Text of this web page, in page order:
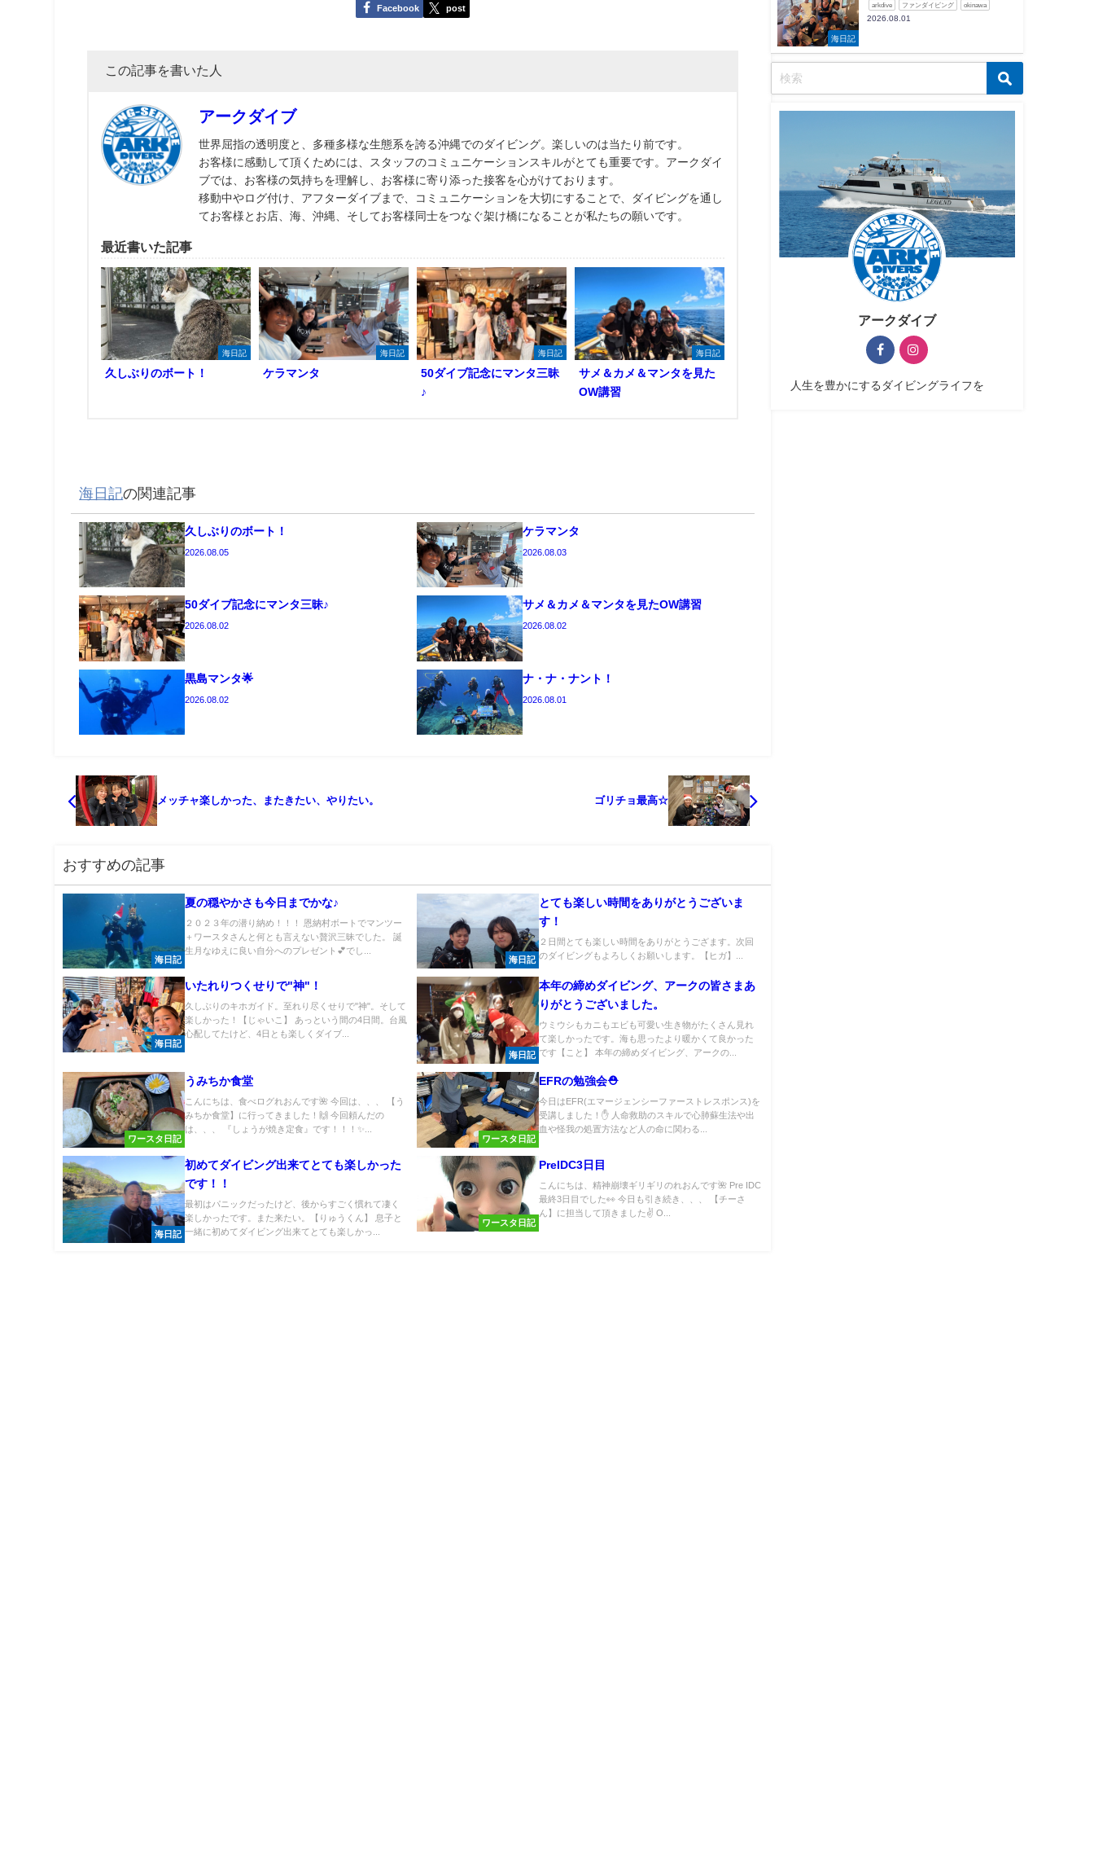
Facebook post
この記事を書いた人
アークダイブ
世界屈指の透明度と、多種多様な生態系を誇る沖縄でのダイビング。楽しいのは当たり前です。
お客様に感動して頂くためには、スタッフのコミュニケーションスキルがとても重要です。アークダイ
ブでは、お客様の気持ちを理解し、お客様に寄り添った接客を心がけております。
移動中やログ付け、アフターダイブまで、コミュニケーションを大切にすることで、ダイビングを通し
てお客様とお店、海、沖縄、そしてお客様同士をつなぐ架け橋になることが私たちの願いです。
最近書いた記事
海日記
久しぶりのボート！
海日記
ケラマンタ
海日記
50ダイブ記念にマンタ三昧
♪
海日記
サメ＆カメ＆マンタを見た
OW講習
海日記の関連記事
久しぶりのボート！
2026.08.05
ケラマンタ
2026.08.03
50ダイブ記念にマンタ三昧♪
2026.08.02
サメ＆カメ＆マンタを見たOW講習
2026.08.02
黒島マンタ🌟
2026.08.02
ナ・ナ・ナント！
2026.08.01
メッチャ楽しかった、またきたい、やりたい。 ゴリチョ最高☆
おすすめの記事
海日記
夏の穏やかさも今日までかな♪
２０２３年の潜り納め！！！ 恩納村ボートでマンツー
＋ワースタさんと何とも言えない贅沢三昧でした。 誕
生月なゆえに良い自分へのプレゼント💕でし...
海日記
とても楽しい時間をありがとうございま
す！
２日間とても楽しい時間をありがとうござます。次回
のダイビングもよろしくお願いします。【ヒガ】...
海日記
いたれりつくせりで"神"！
久しぶりのキホガイド。至れり尽くせりで"神"。そして
楽しかった！【じゃいこ】 あっという間の4日間。台風
心配してたけど、4日とも楽しくダイブ...
海日記
本年の締めダイビング、アークの皆さまあ
りがとうございました。
ウミウシもカニもエビも可愛い生き物がたくさん見れ
て楽しかったです。海も思ったより暖かくて良かった
です【こと】 本年の締めダイビング、アークの...
ワースタ日記
うみちか食堂
こんにちは、食べログれおんです🌺 今回は、、、 【う
みちか食堂】に行ってきました！🙌 今回頼んだの
は、、、 『しょうが焼き定食』です！！！✨...
ワースタ日記
EFRの勉強会⛑️
今日はEFR(エマージェンシーファーストレスポンス)を
受講しました！✋ 人命救助のスキルで心肺蘇生法や出
血や怪我の処置方法など人の命に関わる...
海日記
初めてダイビング出来てとても楽しかった
です！！
最初はパニックだったけど、後からすごく慣れて凄く
楽しかったです。また来たい。【りゅうくん】 息子と
一緒に初めてダイビング出来てとても楽しかっ...
ワースタ日記
PreIDC3日目
こんにちは、精神崩壊ギリギリのれおんです🌺 Pre IDC
最終3日目でした👀 今日も引き続き、、、 【チーさ
ん】に担当して頂きました✌️ O...
海日記
arkdive ファンダイビング okinawa
2026.08.01
アークダイブ
人生を豊かにするダイビングライフを